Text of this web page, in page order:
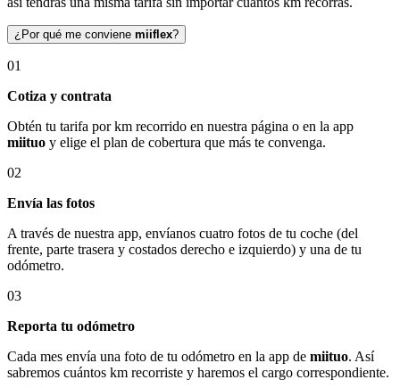
¿Por qué me conviene miiflex?
01
Cotiza y contrata
Obtén tu tarifa por km recorrido en nuestra página o en la app
miituo y elige el plan de cobertura que más te convenga.
02
Envía las fotos
A través de nuestra app, envíanos cuatro fotos de tu coche (del
frente, parte trasera y costados derecho e izquierdo) y una de tu
odómetro.
03
Reporta tu odómetro
Cada mes envía una foto de tu odómetro en la app de miituo. Así
sabremos cuántos km recorriste y haremos el cargo correspondiente.